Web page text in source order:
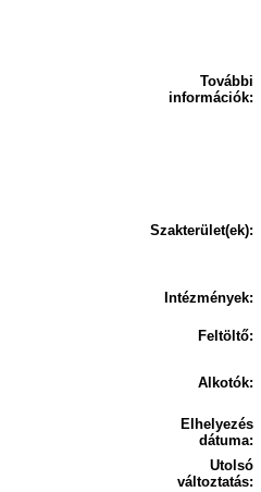
További
információk:
Szakterület(ek):
Intézmények:
Feltöltő:
Alkotók:
Elhelyezés
dátuma:
Utolsó
változtatás: